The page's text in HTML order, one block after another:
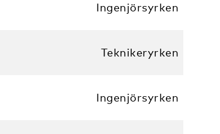
Ingenjörsyrken
Teknikeryrken
Ingenjörsyrken